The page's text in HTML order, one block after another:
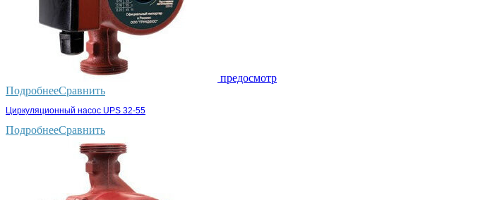
предосмотр
ПодробнееСравнить
Циркуляционный насос UPS 32-55
ПодробнееСравнить